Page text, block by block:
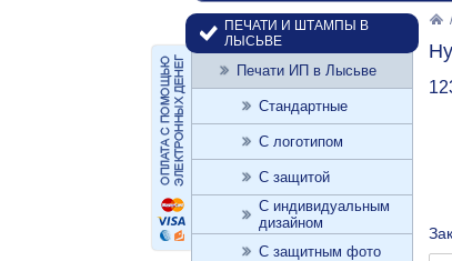
/
ПЕЧАТИ И ШТАМПЫ В
ЛЫСЬВЕ
Печати ИП в Лысьве
Стандартные
С логотипом
С защитой
С индивидуальным
дизайном
С защитным фото